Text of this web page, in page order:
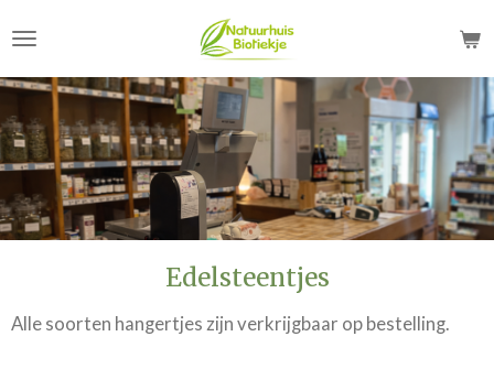
direct
naar
hoofdinhoud
Edelsteentjes
Alle soorten hangertjes zijn verkrijgbaar op bestelling.